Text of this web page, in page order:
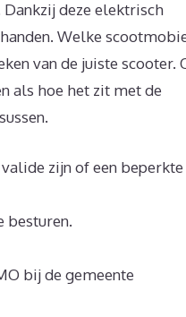
deze elektrisch
Welke
van de juiste scooter.
als hoe het zit met de
zijn of een beperkte
besturen.
bij de gemeente